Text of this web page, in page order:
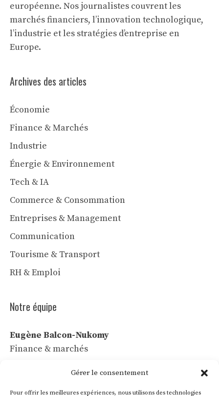
Gérer le consentement
Pour offrir les meilleures expériences, nous utilisons des technologies
européenne. Nos journalistes couvrent les
marchés financiers, l’innovation technologique,
l’industrie et les stratégies d’entreprise en
Europe.
Archives des articles
Économie
Finance & Marchés
Industrie
Énergie & Environnement
Tech & IA
Commerce & Consommation
Entreprises & Management
Communication
Tourisme & Transport
RH & Emploi
Notre équipe
Eugène Balcon-Nukomy
Finance & marchés
Céline Vaubert